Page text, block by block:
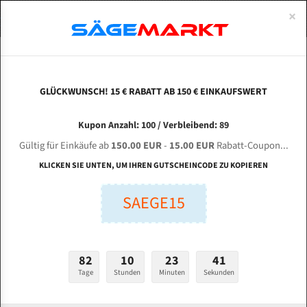
ZHEJIANG LUOSBG Machine Lix G 4038 für 4115
mm Bi-Metall Bandsägeblätter
Länge (mm):
Stärken + Zahnteilung:
mm
ABOUTS
ENGLISH
Bi-Metall Meterware
Fleischerei Bandsägeblätter
Bandmesser Glatt Meterware
Konvex Meterware
×
GLÜCKWUNSCH! 15 € RABATT AB 150 € EINKAUFSWERT
Kupon Anzahl: 100 / Verbleibend: 89
Gültig für Einkäufe ab150.00 EUR- 15.00 EURRabatt-Coupon...
KLICKEN SIE UNTEN, UM IHREN GUTSCHEINCODE ZU KOPIEREN
SAEGE15
82
Tage
10
Stunden
23
Minuten
40
Sekunden